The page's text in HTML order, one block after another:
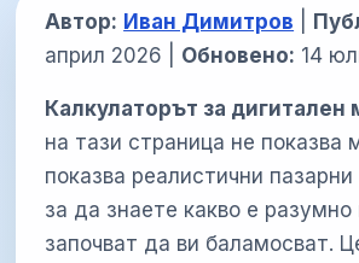
Автор: Иван Димитров
април 2026
Обновено: 14
Калкулаторът за дигитален
на тази страница не показва
показва реалистични
за да знаете какво е разумно
започват да ви баламосват.